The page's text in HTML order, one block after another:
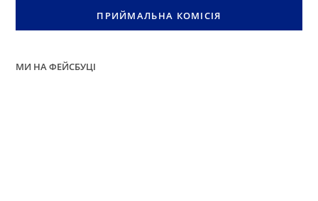
ПРИЙМАЛЬНА КОМІСІЯ
МИ НА ФЕЙСБУЦІ